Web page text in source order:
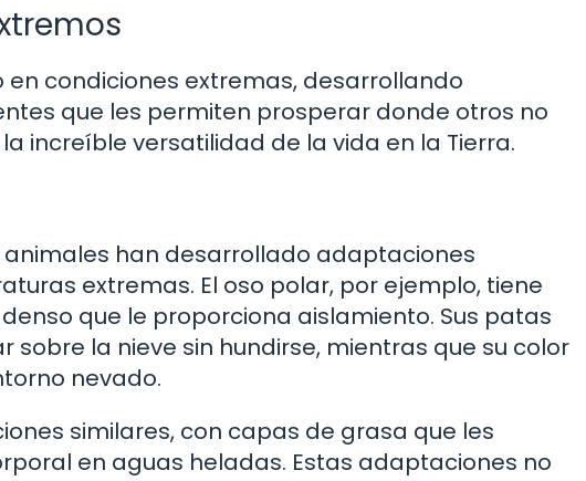
condiciones extremas, desarrollando
que les permiten prosperar donde otros no
increíble versatilidad de la vida en la Tierra.
animales han desarrollado adaptaciones
extremas. El oso polar, por ejemplo, tiene
que le proporciona aislamiento. Sus patas
la nieve sin hundirse, mientras que su color
nevado.
similares, con capas de grasa que les
en aguas heladas. Estas adaptaciones no